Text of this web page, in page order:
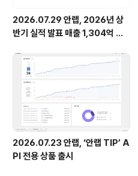
2026.07.29 안랩, 2026년 상
반기 실적 발표 매출 1,304억 원,
2026.07.23 안랩, ‘안랩 TIP’ A
PI 전용 상품 출시